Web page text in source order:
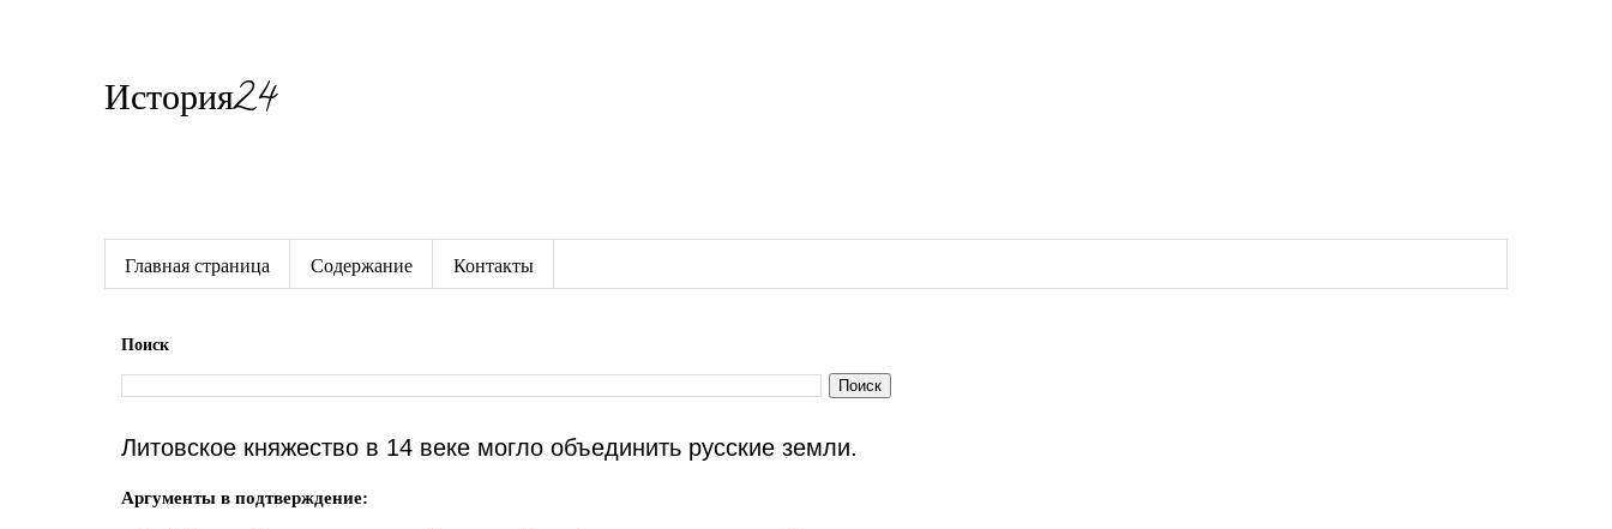
История24
Главная страница Содержание Контакты
Поиск
Литовское княжество в 14 веке могло объединить русские земли.
Аргументы в подтверждение: